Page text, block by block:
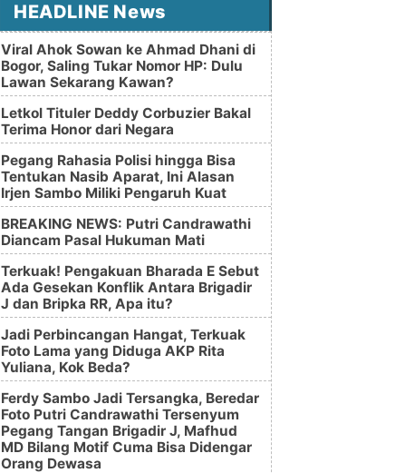
HEADLINE News
Viral Ahok Sowan ke Ahmad Dhani di
Bogor, Saling Tukar Nomor HP: Dulu
Lawan Sekarang Kawan?
Letkol Tituler Deddy Corbuzier Bakal
Terima Honor dari Negara
Pegang Rahasia Polisi hingga Bisa
Tentukan Nasib Aparat, Ini Alasan
Irjen Sambo Miliki Pengaruh Kuat
BREAKING NEWS: Putri Candrawathi
Diancam Pasal Hukuman Mati
Terkuak! Pengakuan Bharada E Sebut
Ada Gesekan Konflik Antara Brigadir
J dan Bripka RR, Apa itu?
Jadi Perbincangan Hangat, Terkuak
Foto Lama yang Diduga AKP Rita
Yuliana, Kok Beda?
Ferdy Sambo Jadi Tersangka, Beredar
Foto Putri Candrawathi Tersenyum
Pegang Tangan Brigadir J, Mafhud
MD Bilang Motif Cuma Bisa Didengar
Orang Dewasa